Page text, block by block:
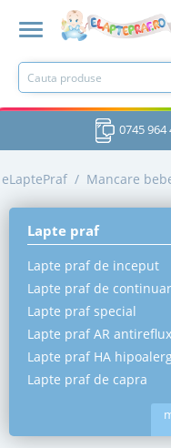
0745 964
eLaptePraf / Mancare
Lapte praf
Lapte praf de inceput
Lapte praf de
Lapte praf special
Lapte praf AR antireflux
Lapte praf HA
Lapte praf de capra